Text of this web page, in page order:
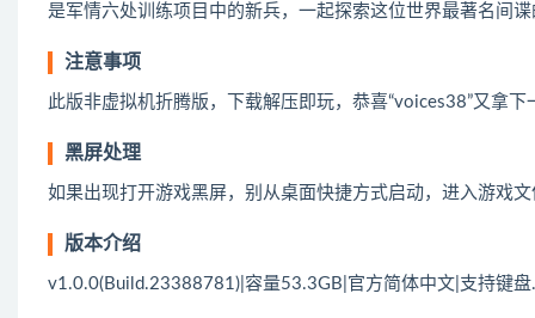
是军情六处训练项目中的新兵，一起探索这位世界最著名间
注意事项
此版非虚拟机折腾版，下载解压即玩，恭喜“voices38”又拿
黑屏处理
如果出现打开游戏黑屏，别从桌面快捷方式启动，进入游戏
版本介绍
v1.0.0(Build.23388781)|容量53.3GB|官方简体中文|支持键盘